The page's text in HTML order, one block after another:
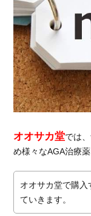
スキ
ンク
リニ
ック
4.2.
湘南
AGA
クリ
ク
4.3.
ック
5.
オオサカ堂では
め様々なAGA治療
オオサカ堂で購入
ていきます。